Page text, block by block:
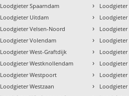
Loodgieter Spaarndam
Loodgieter Uitdam
Loodgieter Velsen-Noord
Loodgieter Volendam
Loodgieter West-Graftdijk
Loodgieter Westknollendam
Loodgieter Westpoort
Loodgieter Westzaan
›
› Loodgieter
› Loodgieter
› Loodgieter
› Loodgieter
› Loodgieter
›
› Loodgieter